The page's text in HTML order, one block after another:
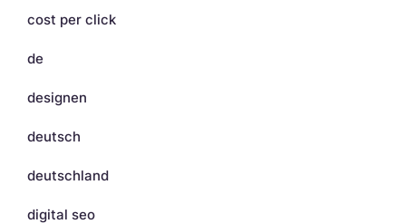
cost per click
de
designen
deutsch
deutschland
digital seo